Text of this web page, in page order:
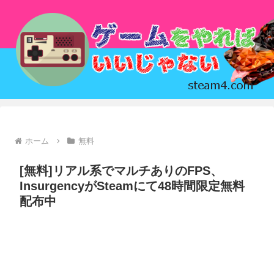
ホーム 無料
[無料]リアル系でマルチありのFPS、
InsurgencyがSteamにて48時間限定無料
配布中